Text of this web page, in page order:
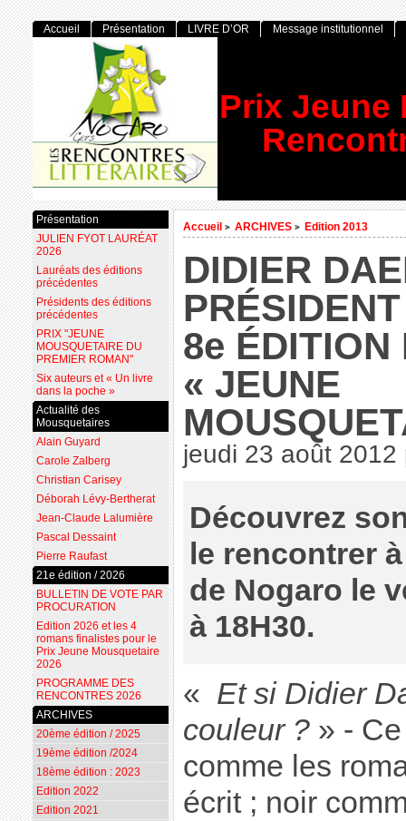
Prix Jeune
Accueil > ARCHIVES > Edition 2013
DIDIER
8e ÉDITION
« JEUNE
jeudi 23 août 2012
Découvrez
le rencontrer
de Nogaro le
à 18H30.
« Et si Didier
couleur ?» - Ce
comme les
écrit ; noir
Accueil Présentation LIVRE D’OR Message institutionnel
Présentation
JULIEN FYOT LAURÉAT
2026
Lauréats des éditions
précédentes
Présidents des éditions
précédentes
PRIX "JEUNE
MOUSQUETAIRE DU
PREMIER ROMAN"
Six auteurs et « Un livre
dans la poche »
Actualité des
Mousquetaires
Alain Guyard
Carole Zalberg
Christian Carisey
Déborah Lévy-Bertherat
Jean-Claude Lalumière
Pascal Dessaint
Pierre Raufast
21e édition / 2026
BULLETIN DE VOTE PAR
PROCURATION
Edition 2026 et les 4
romans finalistes pour le
Prix Jeune Mousquetaire
2026
PROGRAMME DES
RENCONTRES 2026
ARCHIVES
20ème édition / 2025
19ème édition /2024
18ème édition : 2023
Edition 2022
Edition 2021